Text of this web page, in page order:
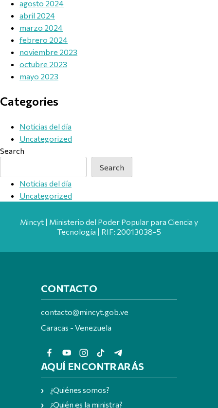
agosto 2024
abril 2024
marzo 2024
febrero 2024
noviembre 2023
octubre 2023
mayo 2023
Categories
Noticias del día
Uncategorized
Search
Search
Noticias del día
Uncategorized
Mincyt | Ministerio del Poder Popular para Ciencia y
Tecnología | RIF: 20013038-5
CONTACTO
contacto@mincyt.gob.ve
Caracas - Venezuela
AQUÍ ENCONTRARÁS
¿Quiénes somos?
¿Quién es la ministra?